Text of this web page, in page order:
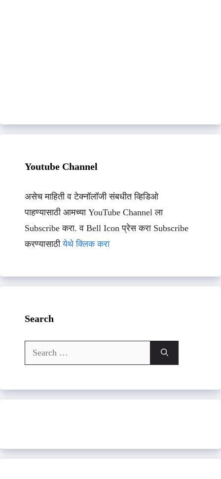
Youtube Channel
असेच माहिती व टेक्नॉलॉजी संबधीत व्हिडिओ
पाहण्यासाठी आमच्या YouTube Channel ला
Subscribe करा. व Bell Icon प्रेस करा Subscribe
करण्यासाठीयेथे क्लिक करा
Search
Search
for: